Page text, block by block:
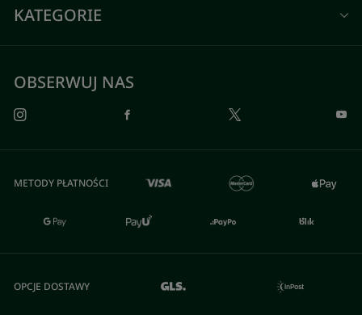
KATEGORIE
OBSERWUJ NAS
METODY PŁATNOŚCI
OPCJE DOSTAWY